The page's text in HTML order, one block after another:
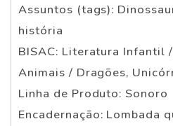
Assuntos (tags):
história
BISAC: Literatura
Animais / Dragões,
Linha de Produto: Sonoro
Encadernação: Lombada